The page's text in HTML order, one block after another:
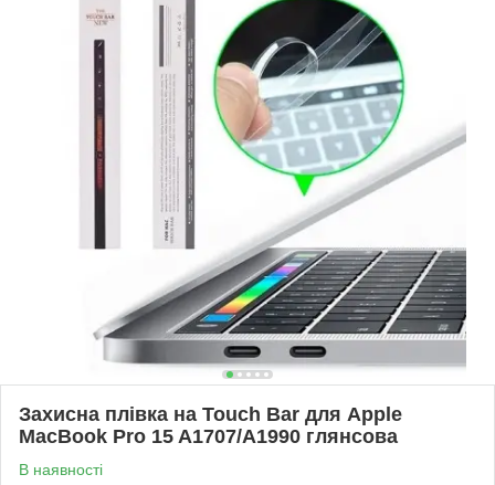
Захисна плівка на Touch Bar для Apple
MacBook Pro 15 A1707/A1990 глянсова
В наявності